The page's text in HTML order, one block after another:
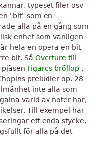
typeset filer osv
"bit" som en
alla på en gång som
enhet som vanligen
hela en opera en bit,
bit. Så Overture till
Figaros bröllop .
preludier op. 28
inte alla som
värld av noter här,
Till exempel har
ett enda stycke,
för alla på det